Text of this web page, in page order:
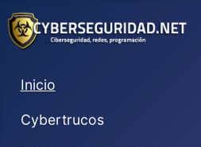
Inicio
Cybertrucos